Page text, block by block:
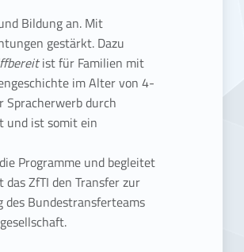
Bildung an. Mit
gestärkt. Dazu
ist für Familien mit
im Alter von 4-
Spracherwerb durch
und ist somit ein
Programme und begleitet
ZfTI den Transfer zur
des Bundestransferteams